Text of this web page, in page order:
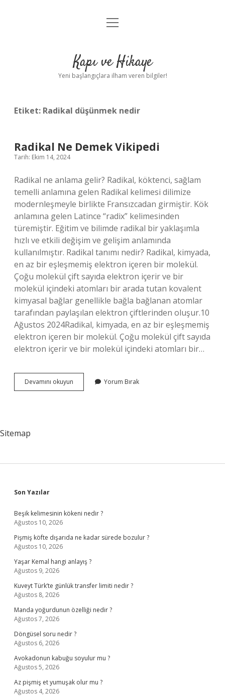
Anasayfa
Yasal Uyarı
menüyü
Kapı ve Hikaye
Yeni başlangıçlara ilham veren bilgiler!
Etiket: Radikal düşünmek nedir
Radikal Ne Demek Vikipedi
Tarih: Ekim 14, 2024
Radikal ne anlama gelir? Radikal, köktenci, sağlam
temelli anlamına gelen Radikal kelimesi dilimize
modernleşmeyle birlikte Fransızcadan girmiştir. Kök
anlamına gelen Latince “radix” kelimesinden
türemiştir. Eğitim ve bilimde radikal bir yaklaşımla
hızlı ve etkili değişim ve gelişim anlamında
kullanılmıştır. Radikal tanımı nedir? Radikal, kimyada,
en az bir eşleşmemiş elektron içeren bir molekül.
Çoğu molekül çift sayıda elektron içerir ve bir
molekül içindeki atomları bir arada tutan kovalent
kimyasal bağlar genellikle bağla bağlanan atomlar
tarafından paylaşılan elektron çiftlerinden oluşur.10
Ağustos 2024Radikal, kimyada, en az bir eşleşmemiş
elektron içeren bir molekül. Çoğu molekül çift sayıda
elektron içerir ve bir molekül içindeki atomları bir…
Devamını okuyun
Ne
Yorum Bırak
Sitemap
Sidebar
Son Yazılar
Beşik kelimesinin kökeni nedir ?
Ağustos 10, 2026
Pişmiş köfte dışarıda ne kadar sürede bozulur ?
Ağustos 10, 2026
Yaşar Kemal hangi anlayış ?
Ağustos 9, 2026
Kuveyt Türk’te günlük transfer limiti nedir ?
Ağustos 8, 2026
Manda yoğurdunun özelliği nedir ?
Ağustos 7, 2026
Döngüsel soru nedir ?
Ağustos 6, 2026
Avokadonun kabuğu soyulur mu ?
Ağustos 5, 2026
Az pişmiş et yumuşak olur mu ?
Ağustos 4, 2026